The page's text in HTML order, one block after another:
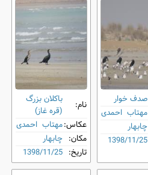
صدف‌ خوار
مهتاب احمدی
چابهار
1398/11/25
نام:
باکلان بزرگ
(قره غاز)
عکاس:مهتاب احمدی
مکان: چابهار
تاریخ: 1398/11/25